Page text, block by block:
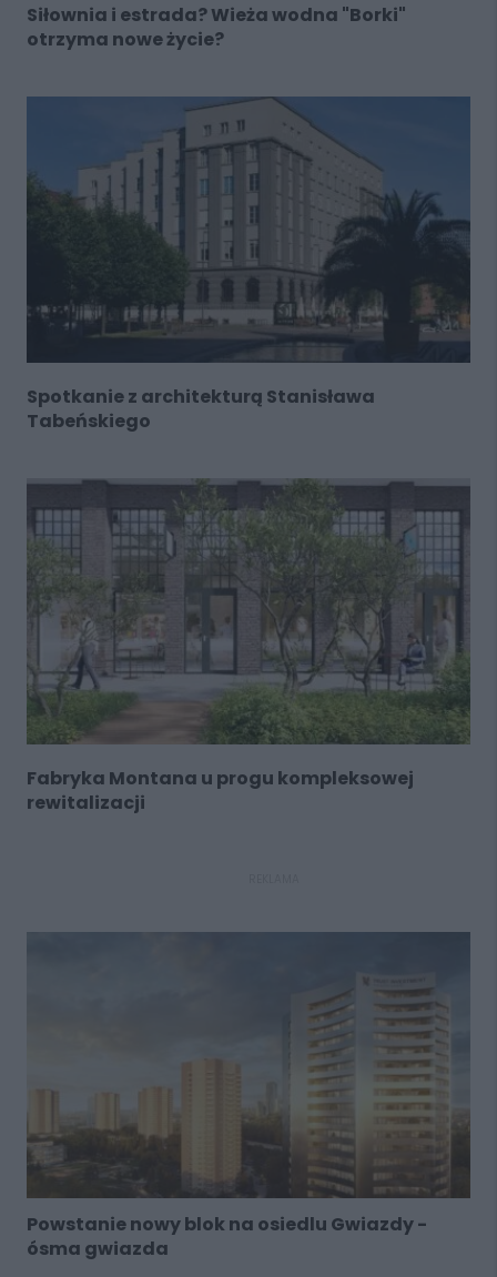
Siłownia i estrada? Wieża wodna "Borki"
otrzyma nowe życie?
Spotkanie z architekturą Stanisława
Tabeńskiego
Fabryka Montana u progu kompleksowej
rewitalizacji
Powstanie nowy blok na osiedlu Gwiazdy -
ósma gwiazda